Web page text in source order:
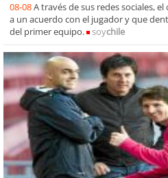
08-08A través de sus redes sociales,
a un acuerdo con el jugador y que
del primer equipo.
soychile